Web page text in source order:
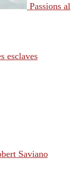
Passions al
esclaves
Saviano